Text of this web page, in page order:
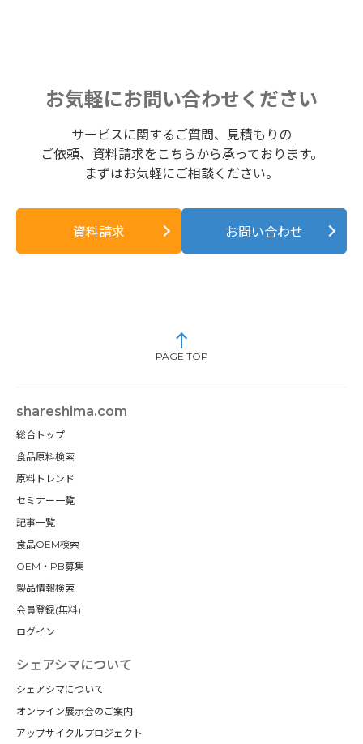
お気軽にお問い合わせください
サービスに関するご質問、見積もりの
ご依頼、資料請求をこちらから承っております。
まずはお気軽にご相談ください。
資料請求 お問い合わせ
PAGE TOP
shareshima.com
総合トップ
食品原料検索
原料トレンド
セミナー一覧
記事一覧
食品OEM検索
OEM・PB募集
製品情報検索
会員登録(無料)
ログイン
シェアシマについて
シェアシマについて
オンライン展示会のご案内
アップサイクルプロジェクト